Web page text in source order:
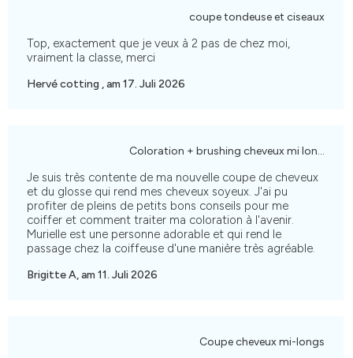
coupe tondeuse et ciseaux
Top, exactement que je veux à 2 pas de chez moi,
vraiment la classe, merci
Hervé cotting , am 17. Juli 2026
Coloration + brushing cheveux mi longs
Je suis très contente de ma nouvelle coupe de cheveux
et du glosse qui rend mes cheveux soyeux. J'ai pu
profiter de pleins de petits bons conseils pour me
coiffer et comment traiter ma coloration à l'avenir.
Murielle est une personne adorable et qui rend le
passage chez la coiffeuse d'une manière très agréable.
Brigitte A, am 11. Juli 2026
Coupe cheveux mi-longs